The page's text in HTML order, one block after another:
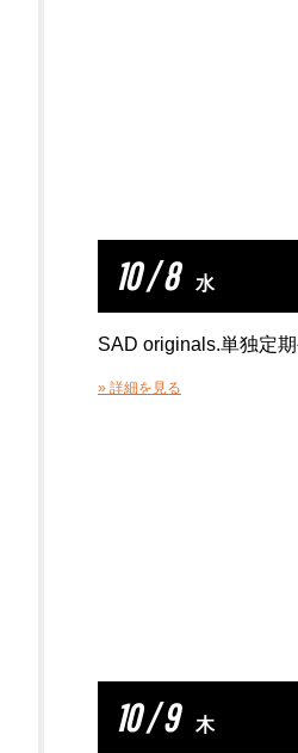
10 / 8 水
SAD originals.単独定
» 詳細を見る
10 / 9 木